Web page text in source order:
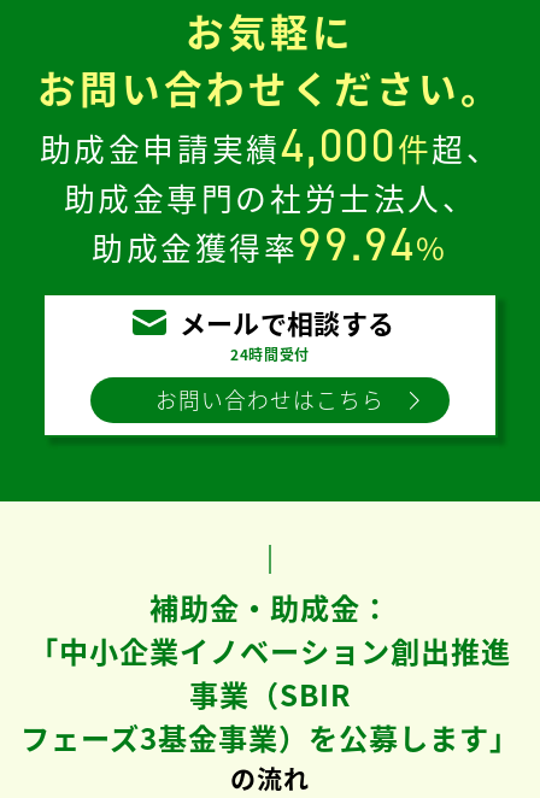
お気軽に
お問い合わせください。
助成金申請実績4,000件超、
助成金専門の社労士法人、
助成金獲得率99.94%
メールで相談する
24時間受付
お問い合わせはこちら
補助金・助成金：
「中小企業イノベーション創出推進
事業（SBIR
フェーズ3基金事業）を公募します」
の流れ